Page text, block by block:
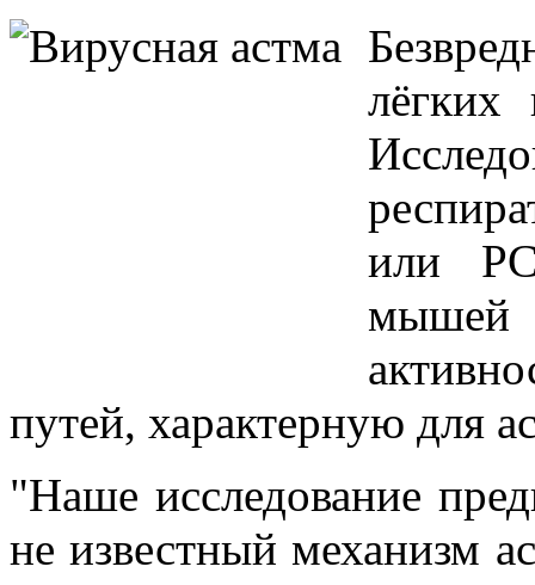
или
путей, характерную для
"Наше исследование
не известный механизм